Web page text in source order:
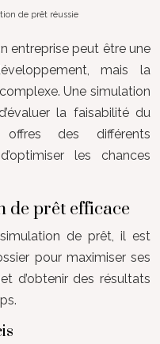
de prêt réussie
entreprise peut être une
mais la
Une simulation
la faisabilité du
des différents
les chances
de prêt efficace
de prêt, il est
pour maximiser ses
d’obtenir des résultats